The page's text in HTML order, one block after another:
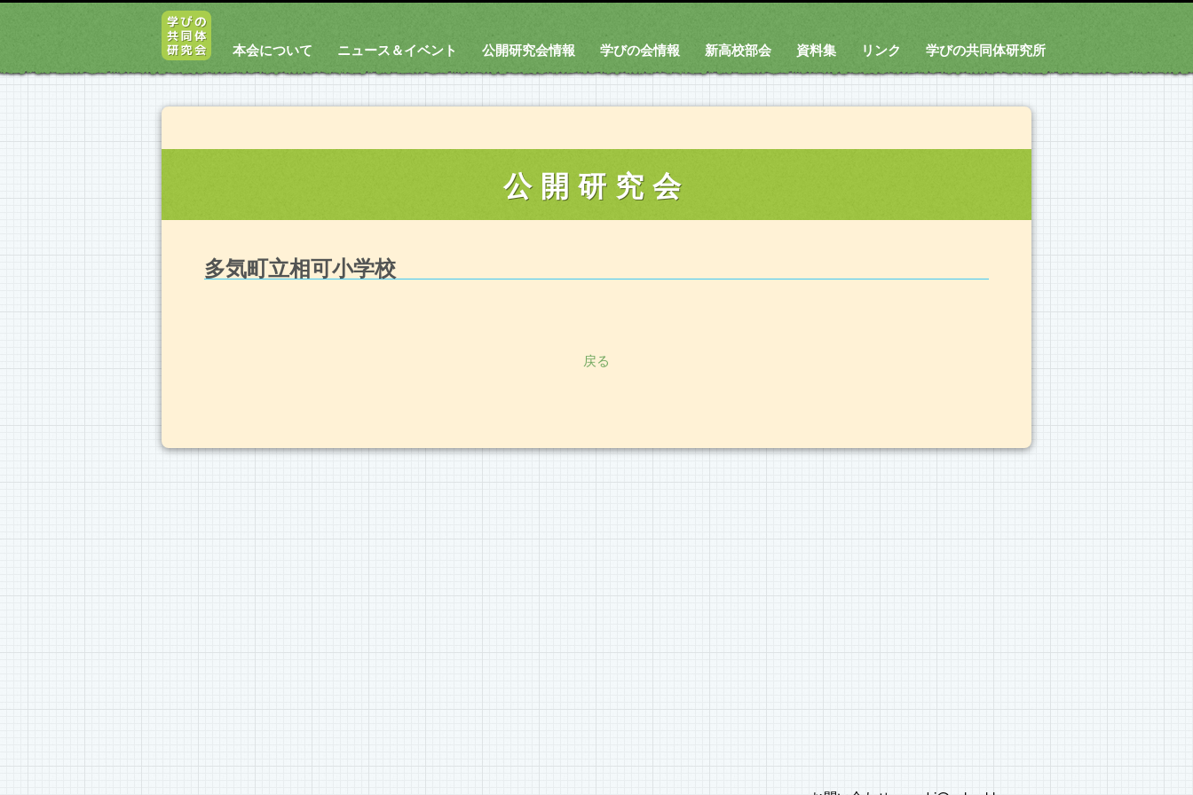
本会について ニュース＆イベント 公開研究会情報 学びの会情報 新高校部会 資料集 リンク 学びの共同体研究所
公開研究会
多気町立相可小学校
戻る